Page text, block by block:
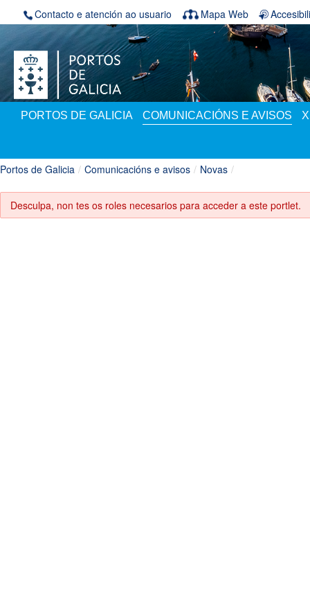
Volver ao contido
Contacto e atención ao usuario Mapa Web
PORTOS DE GALICIA COMUNICACIÓNS E AVISOS
Portos de Galicia / Comunicacións e avisos / Novas /
Desculpa, non tes os roles necesarios para acceder a este portlet.